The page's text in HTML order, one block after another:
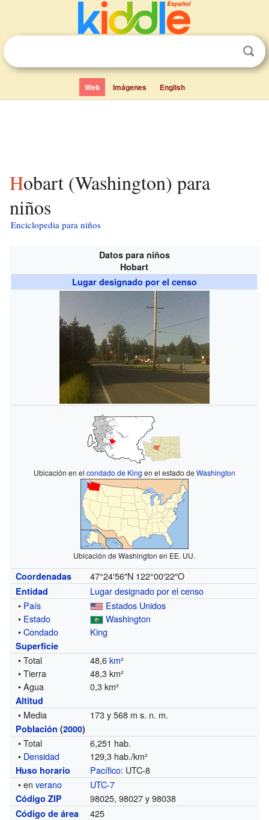
Web Imágenes English
Hobart (Washington) para
niños
Enciclopedia para niños
Datos para niños
Hobart
Lugar designado por el censo
Ubicación en el condado de King en el estado de Washington
Ubicación de Washington en EE. UU.
Coordenadas 47°24′56″N 122°00′22″O
Entidad
Lugar designado por el censo
• País
Estados Unidos
• Estado
Washington
•Condado King
Superficie
• Total 48,6km²
• Tierra
48,3 km²
• Agua
0,3 km²
Altitud
• Media 173 y 568 m s. n. m.
Población (2000)
• Total
6,251 hab.
• Densidad 129,3 hab./km²
Huso horario Pacífico: UTC-8
• enverano UTC-7
Código ZIP 98025, 98027 y 98038
Código de área 425